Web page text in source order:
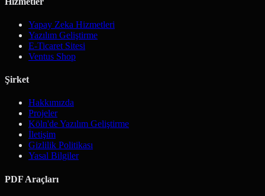
Yapay Zeka Hizmetleri
Yazılım Geliştirme
E-Ticaret Sitesi
Ventus Shop
Şirket
Hakkımızda
Projeler
Köln'de Yazılım Geliştirme
İletişim
Gizlilik Politikası
Yasal Bilgiler
PDF Araçları